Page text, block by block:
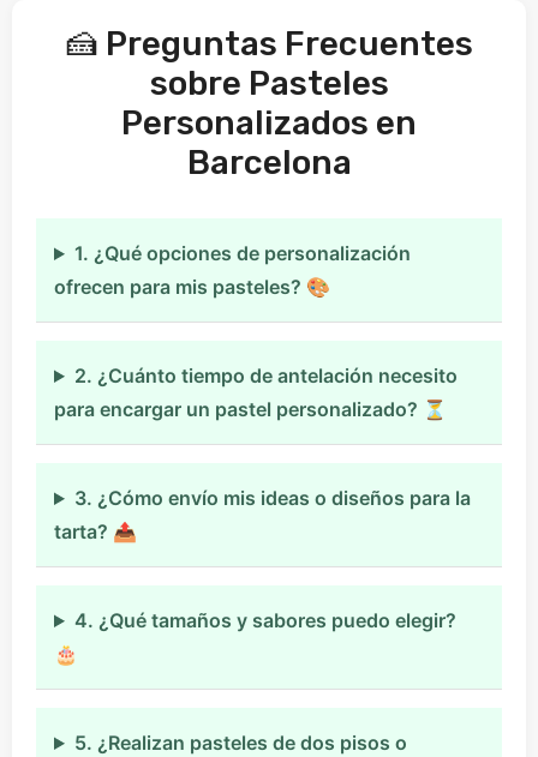
🍰 Preguntas Frecuentes
sobre Pasteles
Personalizados en
Barcelona
1. ¿Qué opciones de personalización
ofrecen para mis pasteles? 🎨
2. ¿Cuánto tiempo de antelación necesito
para encargar un pastel personalizado? ⏳
3. ¿Cómo envío mis ideas o diseños para la
tarta? 📤
4. ¿Qué tamaños y sabores puedo elegir?
🎂
5. ¿Realizan pasteles de dos pisos o